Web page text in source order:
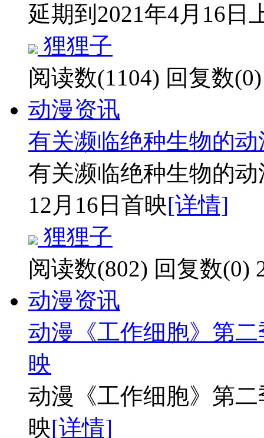
延期到2021年4月16日
狸狸子
阅读数(1104) 回复数(0)
动漫资讯
有关濒临绝种生物的
有关濒临绝种生物的
12月16日首映[详情]
狸狸子
阅读数(802) 回复数(0)
动漫资讯
动漫《工作细胞》第
映
动漫《工作细胞》第
映[详情]